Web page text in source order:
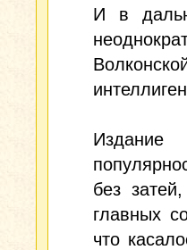
И в
без
главных
что